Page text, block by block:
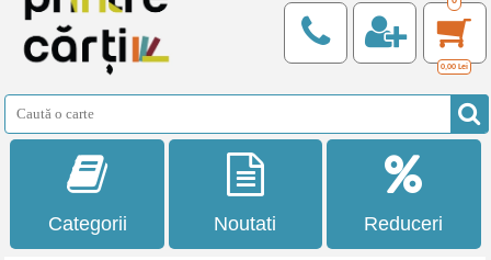
0,00 Lei
Categorii Noutati Reduceri